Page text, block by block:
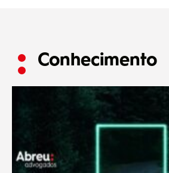
Conhecimento